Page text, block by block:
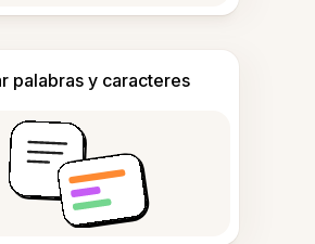
palabras y caracteres